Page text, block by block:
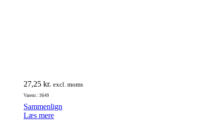
27,25 kr. excl. moms
Varenr.: 3649
Sammenlign
Læs mere